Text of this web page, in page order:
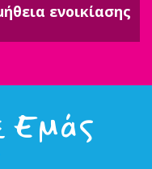
ενοικίασης
Εμάς